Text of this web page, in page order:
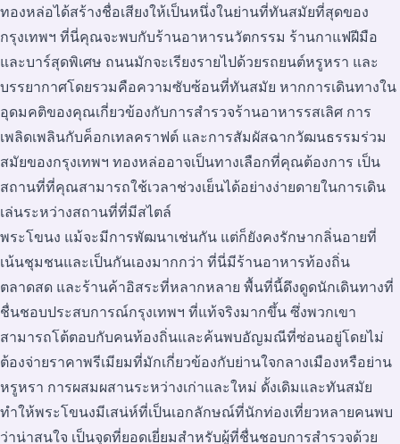
ทองหล่อได้สร้างชื่อเสียงให้เป็นหนึ่งในย่านที่ทันสมัยที่สุดของ
กรุงเทพฯ ที่นี่คุณจะพบกับร้านอาหารนวัตกรรม ร้านกาแฟฝีมือ
และบาร์สุดพิเศษ ถนนมักจะเรียงรายไปด้วยรถยนต์หรูหรา และ
บรรยากาศโดยรวมคือความซับซ้อนที่ทันสมัย หากการเดินทางใน
อุดมคติของคุณเกี่ยวข้องกับการสำรวจร้านอาหารรสเลิศ การ
เพลิดเพลินกับค็อกเทลคราฟต์ และการสัมผัสฉากวัฒนธรรมร่วม
สมัยของกรุงเทพฯ ทองหล่ออาจเป็นทางเลือกที่คุณต้องการ เป็น
สถานที่ที่คุณสามารถใช้เวลาช่วงเย็นได้อย่างง่ายดายในการเดิน
เล่นระหว่างสถานที่ที่มีสไตล์
พระโขนง แม้จะมีการพัฒนาเช่นกัน แต่ก็ยังคงรักษากลิ่นอายที่
เน้นชุมชนและเป็นกันเองมากกว่า ที่นี่มีร้านอาหารท้องถิ่น
ตลาดสด และร้านค้าอิสระที่หลากหลาย พื้นที่นี้ดึงดูดนักเดินทางที่
ชื่นชอบประสบการณ์กรุงเทพฯ ที่แท้จริงมากขึ้น ซึ่งพวกเขา
สามารถโต้ตอบกับคนท้องถิ่นและค้นพบอัญมณีที่ซ่อนอยู่โดยไม่
ต้องจ่ายราคาพรีเมียมที่มักเกี่ยวข้องกับย่านใจกลางเมืองหรือย่าน
หรูหรา การผสมผสานระหว่างเก่าและใหม่ ดั้งเดิมและทันสมัย
ทำให้พระโขนงมีเสน่ห์ที่เป็นเอกลักษณ์ที่นักท่องเที่ยวหลายคนพบ
ว่าน่าสนใจ เป็นจุดที่ยอดเยี่ยมสำหรับผู้ที่ชื่นชอบการสำรวจด้วย